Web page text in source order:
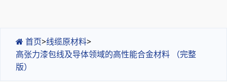
首页>线缆原材料>
高张力漆包线及导体领域的高性能合金材料 （完整
版）